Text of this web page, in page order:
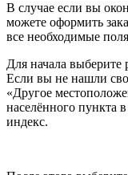
В случае если вы
можете оформить
все необходимые
Для начала выберите
Если вы не нашли
«Другое
населённого пункта
индекс.